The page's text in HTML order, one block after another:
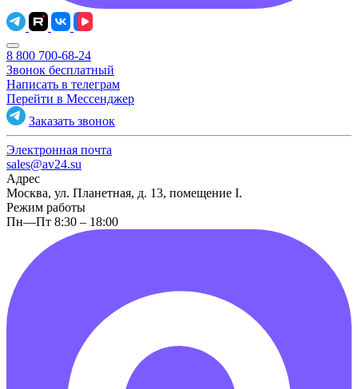
8 800 700-68-24
Звонок бесплатный
Написать в телеграм
Перейти в Мессенджер
Заказать звонок
Электронная почта
sales@av24.su
Адрес
Москва, ул. Планетная, д. 13, помещение I.
Режим работы
Пн—Пт 8:30 – 18:00